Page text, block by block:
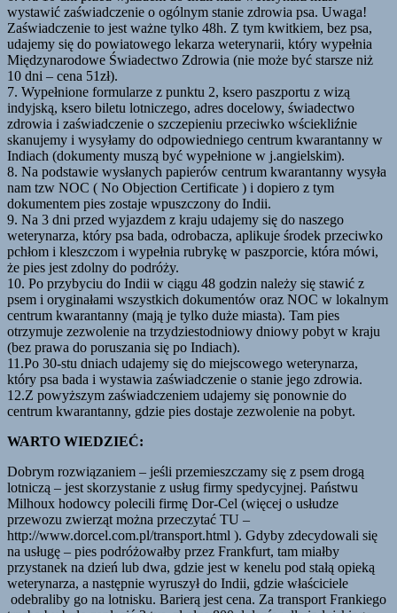
wystawić zaświadczenie o ogólnym stanie zdrowia psa. Uwaga!
Zaświadczenie to jest ważne tylko 48h. Z tym kwitkiem, bez psa,
udajemy się do powiatowego lekarza weterynarii, który wypełnia
Międzynarodowe Świadectwo Zdrowia (nie może być starsze niż
10 dni – cena 51zł).
7. Wypełnione formularze z punktu 2, ksero paszportu z wizą
indyjską, ksero biletu lotniczego, adres docelowy, świadectwo
zdrowia i zaświadczenie o szczepieniu przeciwko wściekliźnie
skanujemy i wysyłamy do odpowiedniego centrum kwarantanny w
Indiach (dokumenty muszą być wypełnione w j.angielskim).
8. Na podstawie wysłanych papierów centrum kwarantanny wysyła
nam tzw NOC ( No Objection Certificate ) i dopiero z tym
dokumentem pies zostaje wpuszczony do Indii.
9. Na 3 dni przed wyjazdem z kraju udajemy się do naszego
weterynarza, który psa bada, odrobacza, aplikuje środek przeciwko
pchłom i kleszczom i wypełnia rubrykę w paszporcie, która mówi,
że pies jest zdolny do podróży.
10. Po przybyciu do Indii w ciągu 48 godzin należy się stawić z
psem i oryginałami wszystkich dokumentów oraz NOC w lokalnym
centrum kwarantanny (mają je tylko duże miasta). Tam pies
otrzymuje zezwolenie na trzydziestodniowy dniowy pobyt w kraju
(bez prawa do poruszania się po Indiach).
11.Po 30-stu dniach udajemy się do miejscowego weterynarza,
który psa bada i wystawia zaświadczenie o stanie jego zdrowia.
12.Z powyższym zaświadczeniem udajemy się ponownie do
centrum kwarantanny, gdzie pies dostaje zezwolenie na pobyt.
WARTO WIEDZIEĆ:
Dobrym rozwiązaniem – jeśli przemieszczamy się z psem drogą
lotniczą – jest skorzystanie z usług firmy spedycyjnej. Państwu
Milhoux hodowcy polecili firmę Dor-Cel (więcej o usłudze
przewozu zwierząt można przeczytać TU –
http://www.dorcel.com.pl/transport.html ). Gdyby zdecydowali się
na usługę – pies podróżowałby przez Frankfurt, tam miałby
przystanek na dzień lub dwa, gdzie jest w kenelu pod stałą opieką
weterynarza, a następnie wyruszył do Indii, gdzie właściciele
odebraliby go na lotnisku. Barierą jest cena. Za transport Frankiego